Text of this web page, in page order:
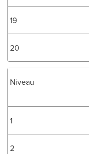
19
20
Niveau
1
2